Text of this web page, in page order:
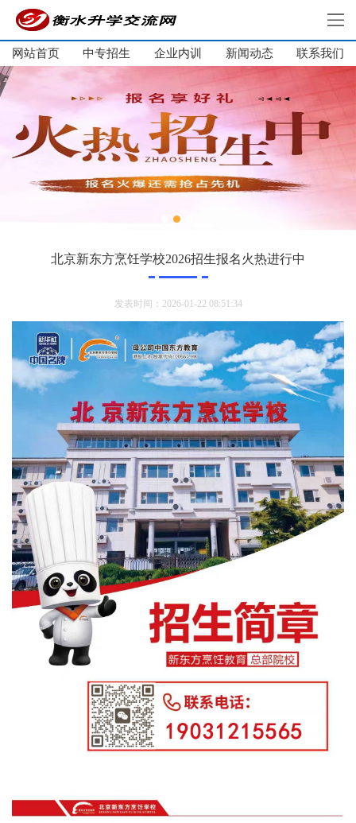
网站首页
大学生培训
单招培训
企业内训
新闻动态
联系我们
网站首页 中专招生 企业内训 新闻动态 联系我们
北京新东方烹饪学校2026招生报名火热进行中
发表时间：2026-01-22 08:51:34